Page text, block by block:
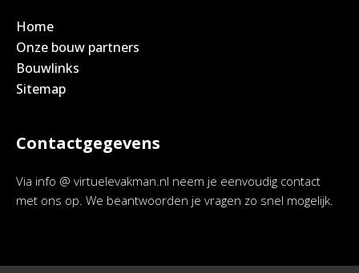
Home
Onze bouw partners
Bouwlinks
Sitemap
Contactgegevens
Via info @ virtuelevakman.nl neem je eenvoudig contact
met ons op. We beantwoorden je vragen zo snel mogelijk.